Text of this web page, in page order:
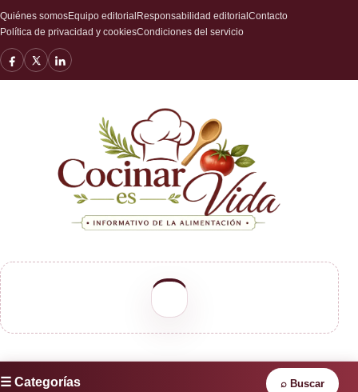
Quiénes somosEquipo editorial Responsabilidad editorial Contacto
Política de privacidad y cookiesCondiciones del servicio
☰ Categorías ⌕ Buscar